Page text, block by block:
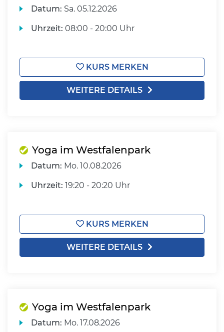
Datum: Sa. 05.12.2026
Uhrzeit: 08:00 - 20:00 Uhr
KURS MERKEN
WEITERE DETAILS
Yoga im Westfalenpark
Datum: Mo. 10.08.2026
Uhrzeit: 19:20 - 20:20 Uhr
KURS MERKEN
WEITERE DETAILS
Yoga im Westfalenpark
Datum: Mo. 17.08.2026